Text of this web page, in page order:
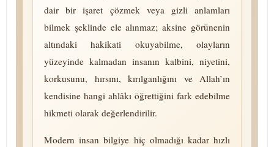
dair bir işaret çözmek veya gizli anlamları
bilmek şeklinde ele alınmaz; aksine görünenin
altındaki hakikati okuyabilme, olayların
yüzeyinde kalmadan insanın kalbini, niyetini,
korkusunu, hırsını, kı­rıl­gan­lığını ve Allah’ın
kendisine hangi ahlâkı öğrettiğini fark edebilme
hikmeti olarak de­ğer­len­di­rilir.
Modern insan bilgiye hiç olmadığı kadar hızlı